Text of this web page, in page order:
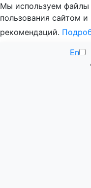
Мы используем файлы
пользования сайтом
рекомендаций.
En